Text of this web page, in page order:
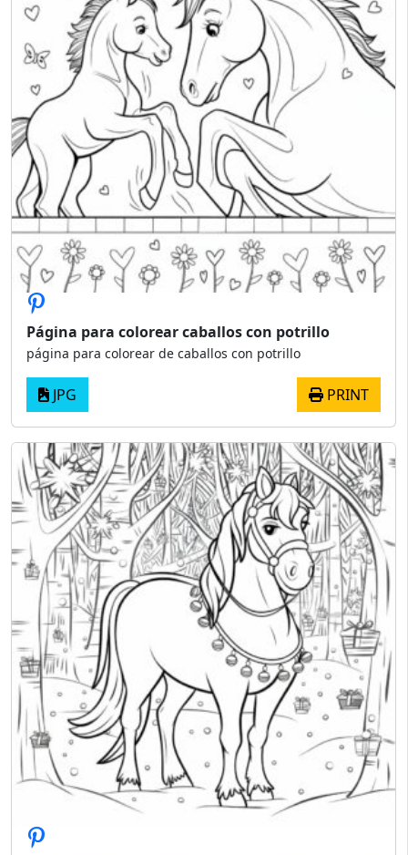
Página para colorear caballos con potrillo
página para colorear de caballos con potrillo
JPG PRINT